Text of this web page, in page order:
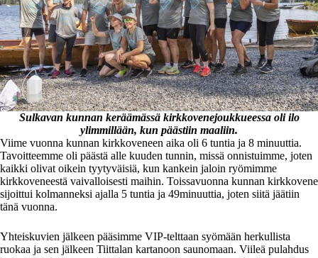
Sulkavan kunnan keräämässä kirkkovenejoukkueessa oli ilo
ylimmillään, kun päästiin maaliin.
Viime vuonna kunnan kirkkoveneen aika oli 6 tuntia ja 8 minuuttia.
Tavoitteemme oli päästä alle kuuden tunnin, missä onnistuimme, joten
kaikki olivat oikein tyytyväisiä, kun kankein jaloin ryömimme
kirkkoveneestä vaivalloisesti maihin. Toissavuonna kunnan kirkkovene
sijoittui kolmanneksi ajalla 5 tuntia ja 49minuuttia, joten siitä jäätiin
tänä vuonna.
Yhteiskuvien jälkeen pääsimme VIP-telttaan syömään herkullista
ruokaa ja sen jälkeen Tiittalan kartanoon saunomaan. Viileä pulahdus